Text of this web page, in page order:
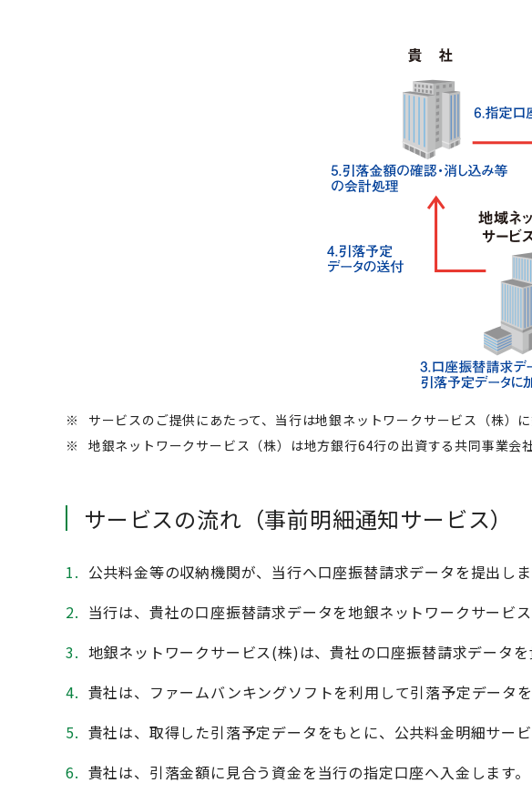
※
サービスのご提供にあたって、当行は地銀ネットワークサービス（株）に
※
地銀ネットワークサービス（株）は地方銀行64行の出資する共同事業会社
サービスの流れ（事前明細通知サービス）
1. 公共料金等の収納機関が、当行へ口座振替請求データを提出しま
2. 当行は、貴社の口座振替請求データを地銀ネットワークサービス
3. 地銀ネットワークサービス(株)は、貴社の口座振替請求データを
4. 貴社は、ファームバンキングソフトを利用して引落予定データを
5. 貴社は、取得した引落予定データをもとに、公共料金明細サー
6. 貴社は、引落金額に見合う資金を当行の指定口座へ入金します。